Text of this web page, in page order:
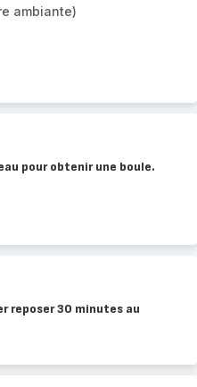
ambiante)
pour obtenir une boule.
reposer 30 minutes au